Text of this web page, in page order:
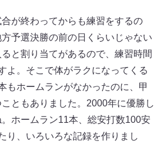
が終わってからも練習をするの
予選決勝の前の日くらいじゃない
と割り当てがあるので、練習時間
よ。そこで体がラクになってくる
もホームランがなかったのに、甲
ともありました。2000年に優勝し
ホームラン11本、総安打数100安
り、いろいろな記録を作りまし